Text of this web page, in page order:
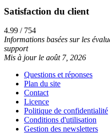
Satisfaction du client
4.99 / 754
Informations basées sur les
support
Mis à jour le août 7, 2026
Questions et réponses
Plan du site
Contact
Licence
Politique de confidentialité
Conditions d'utilisation
Gestion des newsletters